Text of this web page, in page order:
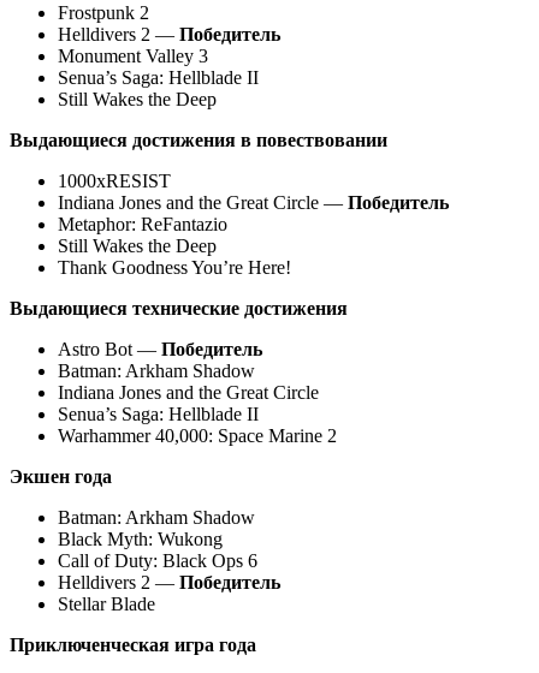
Frostpunk 2
Helldivers 2 — Победитель
Monument Valley 3
Senua’s Saga: Hellblade II
Still Wakes the Deep
Выдающиеся достижения в повествовании
1000xRESIST
Indiana Jones and the Great Circle — Победитель
Metaphor: ReFantazio
Still Wakes the Deep
Thank Goodness You’re Here!
Выдающиеся технические достижения
Astro Bot — Победитель
Batman: Arkham Shadow
Indiana Jones and the Great Circle
Senua’s Saga: Hellblade II
Warhammer 40,000: Space Marine 2
Экшен года
Batman: Arkham Shadow
Black Myth: Wukong
Call of Duty: Black Ops 6
Helldivers 2 — Победитель
Stellar Blade
Приключенческая игра года